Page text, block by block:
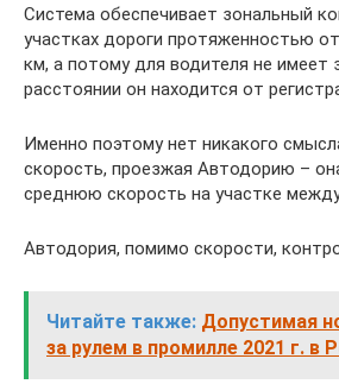
Система обеспечивает зональный
участках дороги протяженностью
км, а потому для водителя не имеет
расстоянии он находится от
Именно поэтому нет никакого
скорость, проезжая Автодорию –
среднюю скорость на участке
Автодория, помимо скорости,
Читайте также: Допустимая
за рулем в промилле 2021 г. в